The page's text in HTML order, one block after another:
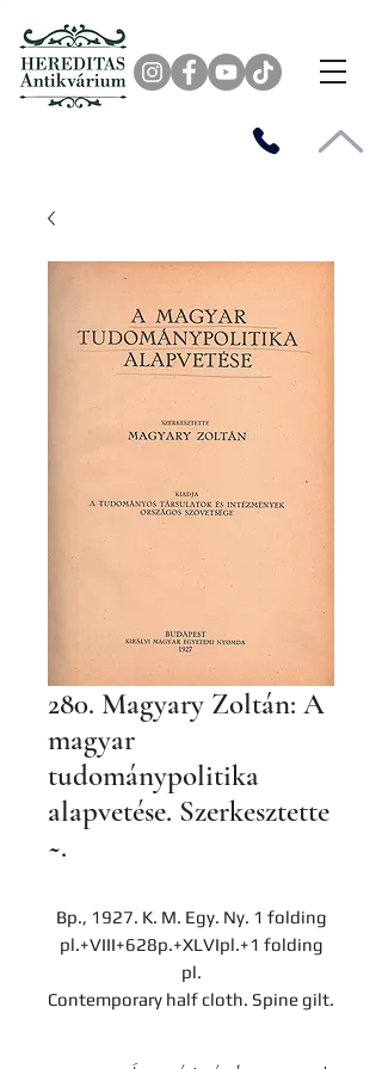
280. Magyary Zoltán: A
magyar
tudománypolitika
alapvetése. Szerkesztette
~.
Bp., 1927. K. M. Egy. Ny. 1 folding
pl.+VIII+628p.+XLVIpl.+1 folding
pl.
Contemporary half cloth. Spine gilt.